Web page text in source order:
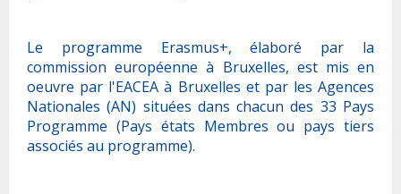
Le programme Erasmus+, élaboré par la
commission européenne à Bruxelles, est mis en
oeuvre par l'EACEA à Bruxelles et par les Agences
Nationales (AN) situées dans chacun des 33 Pays
Programme (Pays états Membres ou pays tiers
associés au programme).